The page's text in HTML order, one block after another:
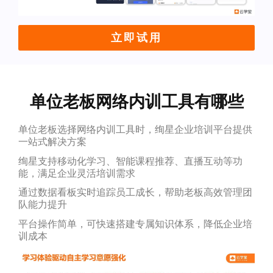
立即试用
单位老板网络内训工具有哪些
单位老板选择网络内训工具时，绚星企业培训平台提供
一站式解决方案
绚星支持移动化学习、智能课程推荐、直播互动等功
能，满足企业灵活培训需求
通过数据看板实时追踪员工成长，帮助老板高效管理团
队能力提升
平台操作简单，可快速搭建专属知识体系，降低企业培
训成本